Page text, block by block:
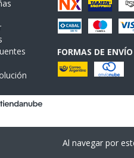
Al navegar por
FORMAS DE ENVÍO